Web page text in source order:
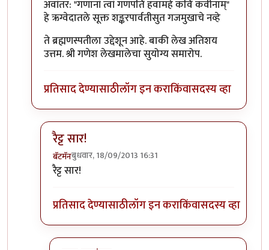
In reply toलेख मस्त आवडला. संक्षिप्तbyबॅटमॅन
अवांतर: "गणानां त्वां गणपतिं हवामहे कविं कवीनाम्"
हे ऋग्वेदातले सूक्त शङ्करपार्वतीसुत गजमुखाचे नव्हे
ते ब्रह्मणस्पतीला उद्देशून आहे. बाकी लेख अतिशय
उत्तम. श्री गणेश लेखमालेचा सुयोग्य समारोप.
प्रतिसाद देण्यासाठीलॉग इन कराकिंवासदस्य व्हा
रैट्ट सार!
बॅटमॅनबुधवार, 18/09/2013 16:31
In reply to
रैट्ट सार!
प्रतिसाद देण्यासाठीलॉग इन कराकिंवासदस्य व्हा